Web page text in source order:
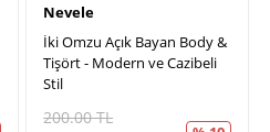
Nevele
İki Omzu Açık Bayan Body &
Tişört - Modern ve Cazibeli
Stil
200.00TL